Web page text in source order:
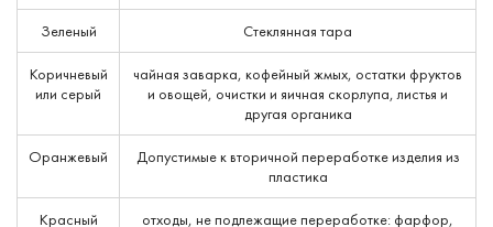
Зеленый Стеклянная тара
Коричневый
или серый
чайная заварка, кофейный жмых, остатки фруктов
и овощей, очистки и яичная скорлупа, листья и
другая органика
Оранжевый
Допустимые к вторичной переработке изделия из
пластика
Красный
отходы, не подлежащие переработке: фарфор,